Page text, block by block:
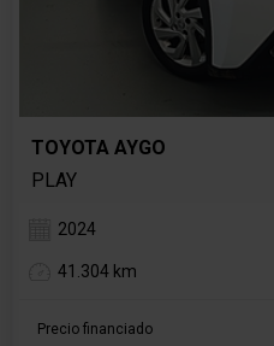
TOYOTA AYGO
PLAY
2024
41.304 km
Precio financiado